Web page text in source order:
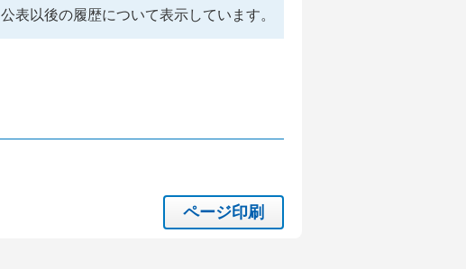
公表以後の履歴について表示しています。
ページ印刷